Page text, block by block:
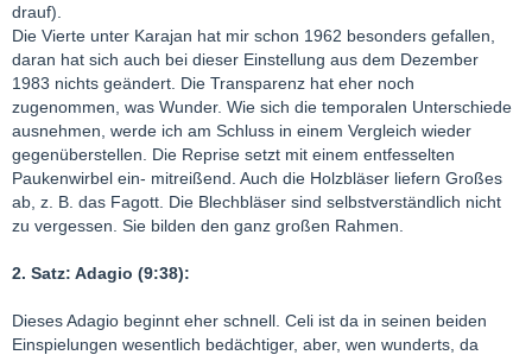
drauf).
Die Vierte unter Karajan hat mir schon 1962 besonders gefallen,
daran hat sich auch bei dieser Einstellung aus dem Dezember
1983 nichts geändert. Die Transparenz hat eher noch
zugenommen, was Wunder. Wie sich die temporalen Unterschiede
ausnehmen, werde ich am Schluss in einem Vergleich wieder
gegenüberstellen. Die Reprise setzt mit einem entfesselten
Paukenwirbel ein- mitreißend. Auch die Holzbläser liefern Großes
ab, z. B. das Fagott. Die Blechbläser sind selbstverständlich nicht
zu vergessen. Sie bilden den ganz großen Rahmen.
2. Satz: Adagio (9:38):
Dieses Adagio beginnt eher schnell. Celi ist da in seinen beiden
Einspielungen wesentlich bedächtiger, aber, wen wunderts, da